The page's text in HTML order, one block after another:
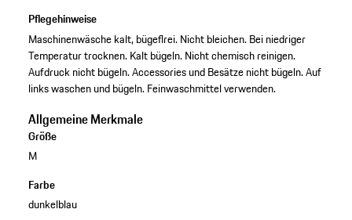
Pflegehinweise
Maschinenwäsche kalt, bügeflrei. Nicht bleichen. Bei niedriger
Temperatur trocknen. Kalt bügeln. Nicht chemisch reinigen.
Aufdruck nicht bügeln. Accessories und Besätze nicht bügeln. Auf
links waschen und bügeln. Feinwaschmittel verwenden.
Allgemeine Merkmale
Größe
M
Farbe
dunkelblau